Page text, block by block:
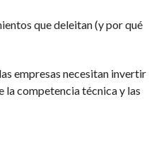
que deleitan (y por qué
empresas necesitan invertir
la competencia técnica y las